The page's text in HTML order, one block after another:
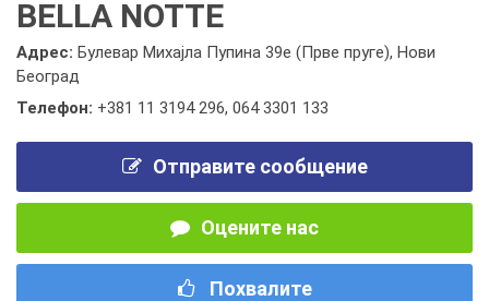
BELLA NOTTE
Адрес: Булевар Михајла Пупина 39е (Прве пруге), Нови
Београд
Телефон: +381 11 3194 296, 064 3301 133
Отправите сообщение
Оцените нас
Похвалите